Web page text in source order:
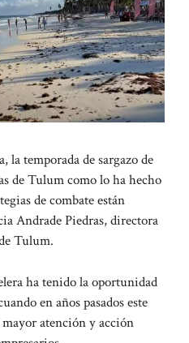
temporada de sargazo de
de Tulum como lo ha hecho
de combate están
Andrade Piedras, directora
Tulum.
ha tenido la oportunidad
en años pasados ​​este
atención y acción